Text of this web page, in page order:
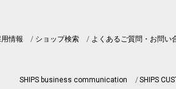
情報 ショップ検索 よくあるご質問・お問い
SHIPS business communication SHIPS